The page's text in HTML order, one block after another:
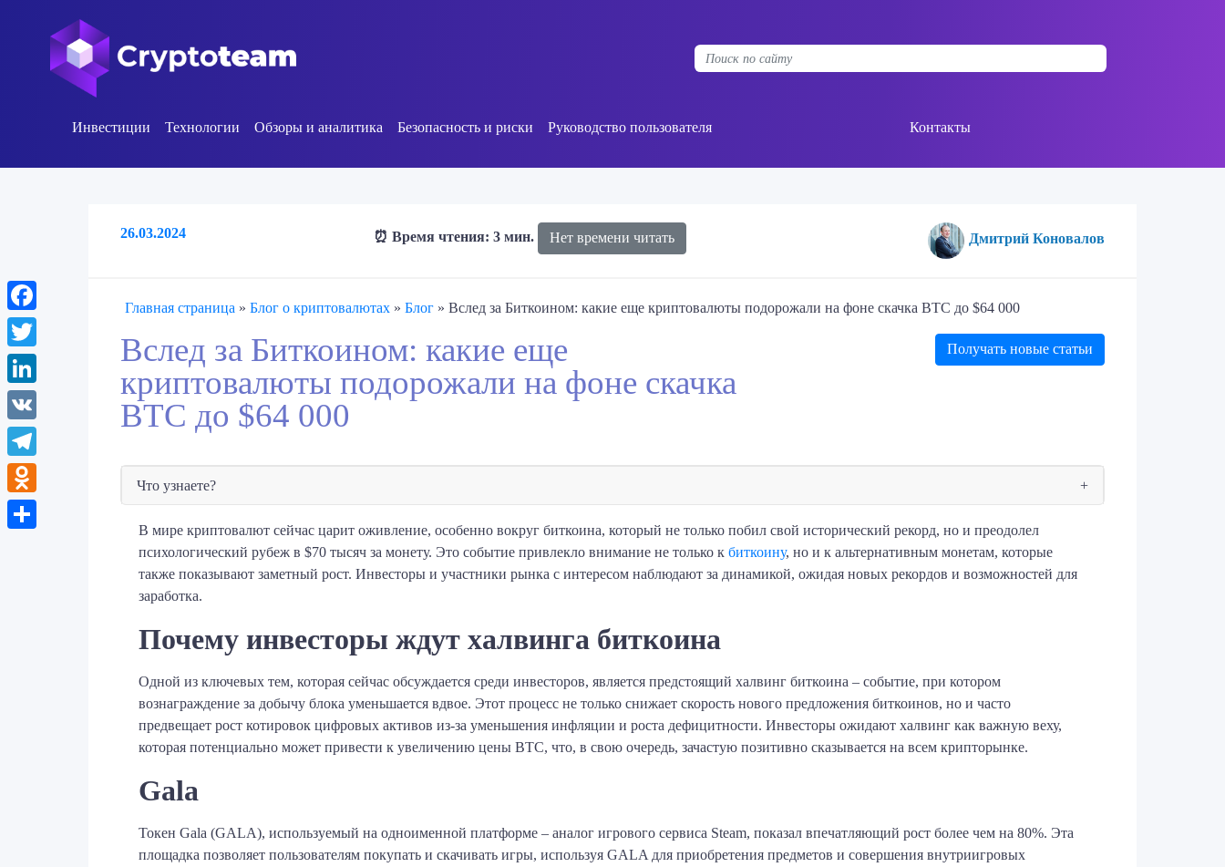
Инвестиции Технологии Обзоры и аналитика Безопасность и риски Руководство пользователя Контакты
26.03.2024 ⏰ Время чтения: 3 мин. Нет времени читать Дмитрий Коновалов
Главная страница » Блог о криптовалютах » Блог » Вслед за Биткоином: какие еще криптовалюты подорожали на фоне скачка BTC до $64 000
Вслед за Биткоином: какие еще
криптовалюты подорожали на фоне скачка
BTC до $64 000
Получать новые статьи
Что узнаете?
В мире криптовалют сейчас царит оживление, особенно вокруг биткоина, который не только побил свой исторический рекорд, но и преодолел
психологический рубеж в $70 тысяч за монету. Это событие привлекло внимание не только к биткоину, но и к альтернативным монетам, которые
также показывают заметный рост. Инвесторы и участники рынка с интересом наблюдают за динамикой, ожидая новых рекордов и возможностей для
заработка.
Почему инвесторы ждут халвинга биткоина
Одной из ключевых тем, которая сейчас обсуждается среди инвесторов, является предстоящий халвинг биткоина – событие, при котором
вознаграждение за добычу блока уменьшается вдвое. Этот процесс не только снижает скорость нового предложения биткоинов, но и часто
предвещает рост котировок цифровых активов из-за уменьшения инфляции и роста дефицитности. Инвесторы ожидают халвинг как важную веху,
которая потенциально может привести к увеличению цены BTC, что, в свою очередь, зачастую позитивно сказывается на всем крипторынке.
Gala
Токен Gala (GALA), используемый на одноименной платформе – аналог игрового сервиса Steam, показал впечатляющий рост более чем на 80%. Эта
площадка позволяет пользователям покупать и скачивать игры, используя GALA для приобретения предметов и совершения внутриигровых
Facebook
Twitter
LinkedIn
VK
Telegram
Odnoklassniki